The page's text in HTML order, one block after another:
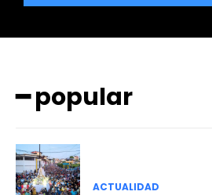
━ popular
ACTUALIDAD